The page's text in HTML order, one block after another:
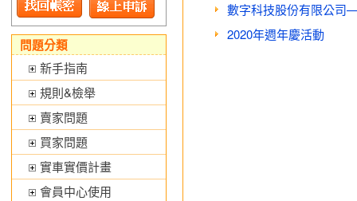
數字科技股份有限公司
2020年週年慶活動
問題分類
新手指南
規則&檢舉
賣家問題
買家問題
實車實價計畫
會員中心使用